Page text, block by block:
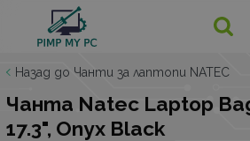
Назад до Чанти за лаптопи NATEC
Чанта Natec Laptop
17.3", Onyx Black